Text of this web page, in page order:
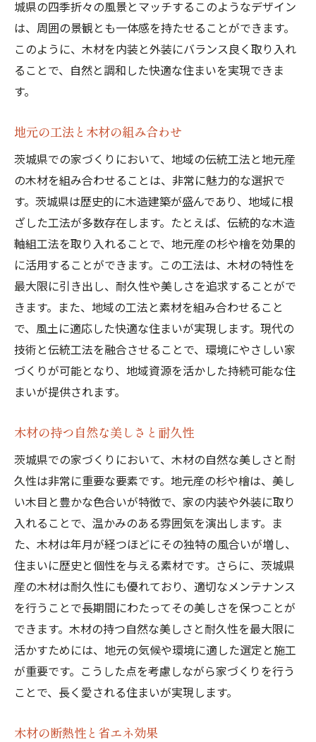
城県の四季折々の風景とマッチするこのようなデザイン
は、周囲の景観とも一体感を持たせることができます。
このように、木材を内装と外装にバランス良く取り入れ
ることで、自然と調和した快適な住まいを実現できま
す。
地元の工法と木材の組み合わせ
茨城県での家づくりにおいて、地域の伝統工法と地元産
の木材を組み合わせることは、非常に魅力的な選択で
す。茨城県は歴史的に木造建築が盛んであり、地域に根
ざした工法が多数存在します。たとえば、伝統的な木造
軸組工法を取り入れることで、地元産の杉や檜を効果的
に活用することができます。この工法は、木材の特性を
最大限に引き出し、耐久性や美しさを追求することがで
きます。また、地域の工法と素材を組み合わせること
で、風土に適応した快適な住まいが実現します。現代の
技術と伝統工法を融合させることで、環境にやさしい家
づくりが可能となり、地域資源を活かした持続可能な住
まいが提供されます。
木材の持つ自然な美しさと耐久性
茨城県での家づくりにおいて、木材の自然な美しさと耐
久性は非常に重要な要素です。地元産の杉や檜は、美し
い木目と豊かな色合いが特徴で、家の内装や外装に取り
入れることで、温かみのある雰囲気を演出します。ま
た、木材は年月が経つほどにその独特の風合いが増し、
住まいに歴史と個性を与える素材です。さらに、茨城県
産の木材は耐久性にも優れており、適切なメンテナンス
を行うことで長期間にわたってその美しさを保つことが
できます。木材の持つ自然な美しさと耐久性を最大限に
活かすためには、地元の気候や環境に適した選定と施工
が重要です。こうした点を考慮しながら家づくりを行う
ことで、長く愛される住まいが実現します。
木材の断熱性と省エネ効果